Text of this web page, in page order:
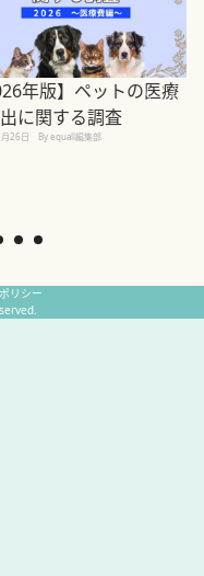
年版】ペットの医療
に関する調査
26日 By equall編集部
リシー